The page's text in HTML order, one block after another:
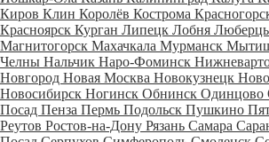
Киров Клин Королёв Кострома
Красноярск Курган Липецк Лобня
Магнитогорск Махачкала Мурманск
Челны Нальчик Наро-Фоминск
Новгород Новая Москва Новокузнецк
Новосибирск Ногинск Обнинск Одинцово
Посад Пенза Пермь Подольск Пушкино
Реутов Ростов-на-Дону Рязань Самара